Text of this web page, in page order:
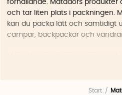
förhållande. Matadors produkter
och tar liten plats i packningen.
kan du packa lätt och samtidigt
campar, backpackar och
material, teknologi och
nödvändiga väljs bort, vilket gör
Start